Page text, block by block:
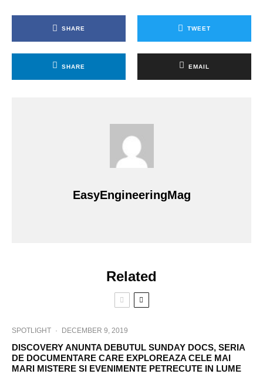
SHARE TWEET
SHARE EMAIL
EasyEngineeringMag
Related
SPOTLIGHT · DECEMBER 9, 2019
DISCOVERY ANUNTA DEBUTUL SUNDAY DOCS, SERIA
DE DOCUMENTARE CARE EXPLOREAZA CELE MAI
MARI MISTERE SI EVENIMENTE PETRECUTE IN LUME